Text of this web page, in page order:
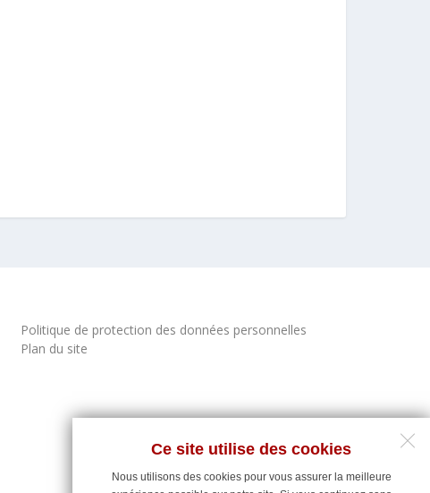
Ce site utilise des cookies
Nous utilisons des cookies pour vous assurer la meilleure
Politique de protection des données personnelles
Plan du site